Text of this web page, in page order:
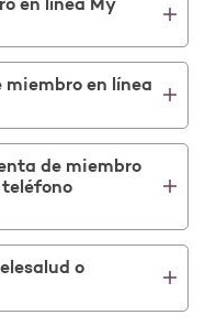
en línea
de miembro
teléfono
o